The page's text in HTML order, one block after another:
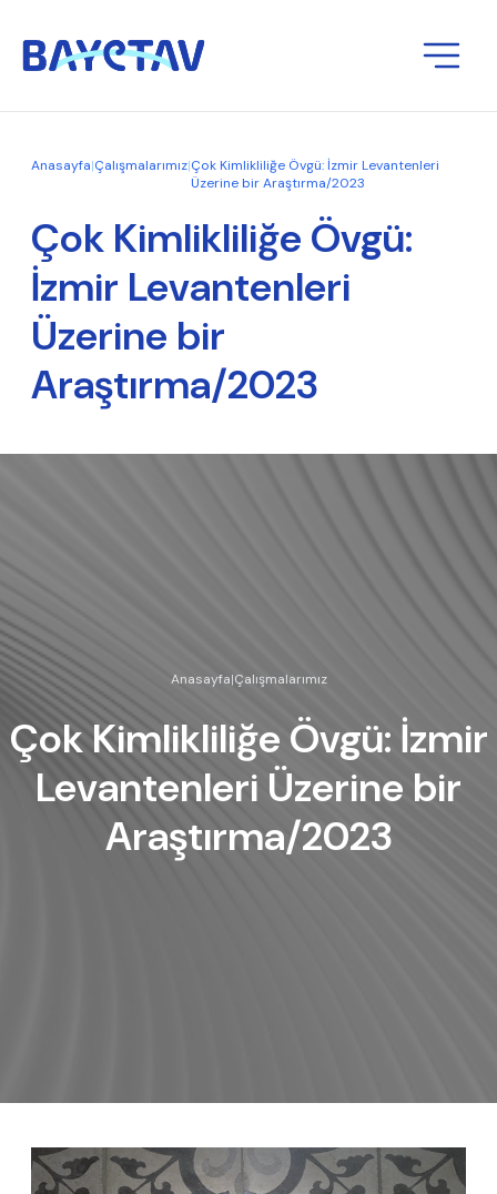
Anasayfa|Çalışmalarımız|Çok Kimlikliliğe Övgü: İzmir Levantenleri
Üzerine bir Araştırma/2023
Çok Kimlikliliğe Övgü:
İzmir Levantenleri
Üzerine bir
Araştırma/2023
Anasayfa|Çalışmalarımız
Çok Kimlikliliğe Övgü: İzmir
Levantenleri Üzerine bir
Araştırma/2023